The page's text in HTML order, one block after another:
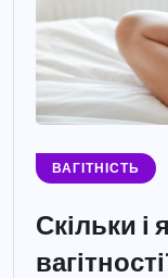
ВАГІТНІСТЬ
Скільки і